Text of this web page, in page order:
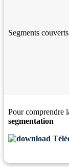
Segments couverts
Pour comprendre
segmentation